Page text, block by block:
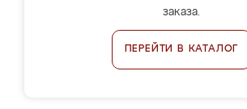
заказа.
ПЕРЕЙТИ В КАТАЛОГ